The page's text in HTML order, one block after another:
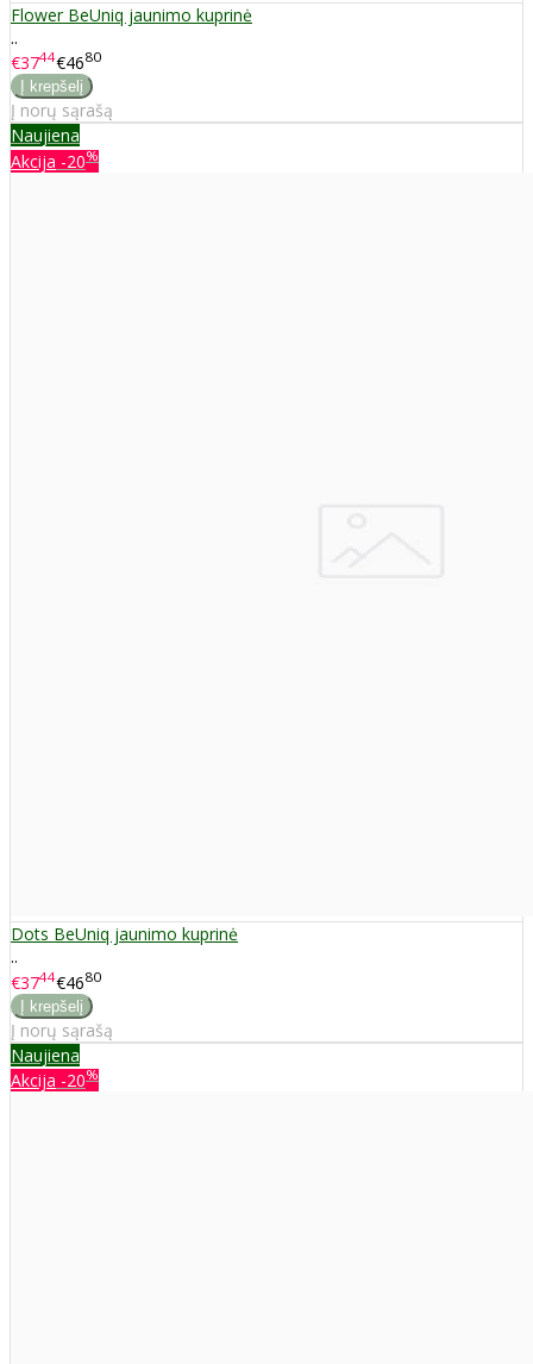
Flower BeUniq jaunimo kuprinė
..
€3744€4680
Į norų sąrašą
Naujiena
Akcija -20%
Dots BeUniq jaunimo kuprinė
..
€3744€4680
Į norų sąrašą
Naujiena
Akcija -20%